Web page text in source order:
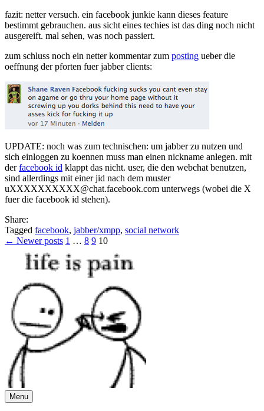
fazit: netter versuch. ein facebook junkie kann dieses feature
bestimmt gebrauchen. aus sicht eines techies ist das ding noch nicht
ausgereift. mal sehen, was noch passiert.
zum schluss noch ein netter kommentar zum posting ueber die
oeffnung der pforten fuer jabber clients:
UPDATE: noch was zum technischen: um jabber zu nutzen und
sich einloggen zu koennen muss man einen nickname anlegen. mit
derfacebook id klappt das nicht. user, die den webchat benutzen,
sind allerdings mit einer jid nach dem muster
uXXXXXXXXXX@chat.facebook.com unterwegs (wobei die X
fuer die facebook id stehen).
Share:
Tagged facebook, jabber/xmpp, social network
Posts
pagination
← Newer posts 1 … 8 9 10
Menu